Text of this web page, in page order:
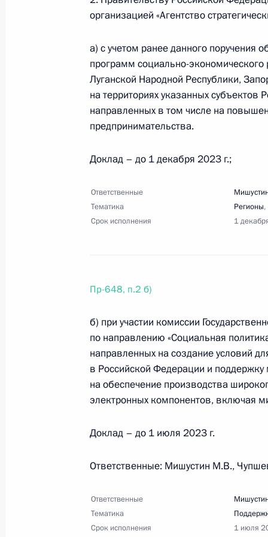
Перечень поручений по итогам
патриотических и молодёжных
26 апреля 2023 года, 20:30 9 поручений
20 апреля 2023 года, четверг
развития Республики Крым и
8 апреля 2023 года, 18:00 3 поручения
6 апреля 2023 года, четверг
Перечень поручений по итогам
6 апреля 2023 года, 18:30 8 поручений
6 апреля 2023 года, 18:00 9 поручений
организацией «Агентство
а) с учетом ранее данного поручения
программ социально-
Луганской Народной Республики,
на территориях указанных субъектов
направленных в том числе на
предпринимательства.
Доклад – до 1 декабря 2023 г.;
Ответственные
Тематика
Регионы,
Срок исполнения
1
Пр-648, п.2 б)
б) при участии комиссии
по направлению «Социальная
направленных на создание условий
в Российской Федерации и
на обеспечение производства
электронных компонентов, включая
Доклад – до 1 июля 2023 г.
Ответственные: Мишустин М.В.,
Ответственные
Тематика
Срок исполнения
1 июля